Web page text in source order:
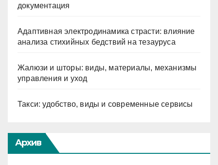
документация
Адаптивная электродинамика страсти: влияние
анализа стихийных бедствий на тезауруса
Жалюзи и шторы: виды, материалы, механизмы
управления и уход
Такси: удобство, виды и современные сервисы
Архив